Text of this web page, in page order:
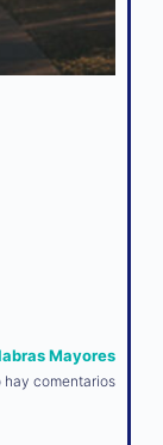
Mayores
comentarios